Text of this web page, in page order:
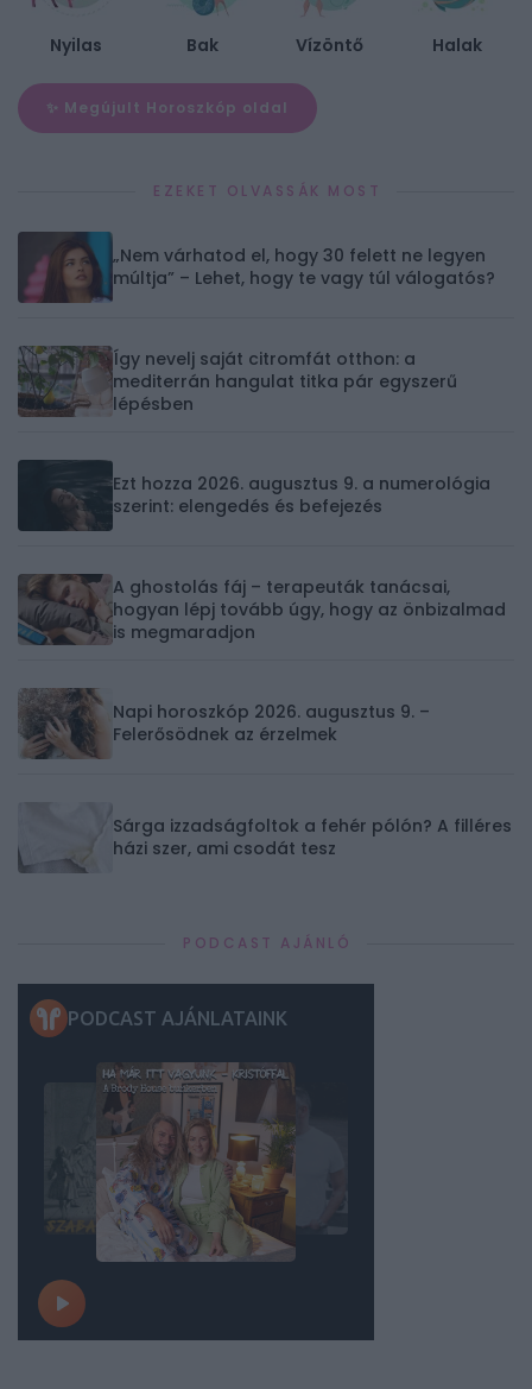
Nyilas Bak Vízöntő Halak
✨ Megújult Horoszkóp oldal
EZEKET OLVASSÁK MOST
„Nem várhatod el, hogy 30 felett ne legyen
múltja” – Lehet, hogy te vagy túl válogatós?
Így nevelj saját citromfát otthon: a
mediterrán hangulat titka pár egyszerű
lépésben
Ezt hozza 2026. augusztus 9. a numerológia
szerint: elengedés és befejezés
A ghostolás fáj – terapeuták tanácsai,
hogyan lépj tovább úgy, hogy az önbizalmad
is megmaradjon
Napi horoszkóp 2026. augusztus 9. –
Felerősödnek az érzelmek
Sárga izzadságfoltok a fehér pólón? A filléres
házi szer, ami csodát tesz
PODCAST AJÁNLÓ